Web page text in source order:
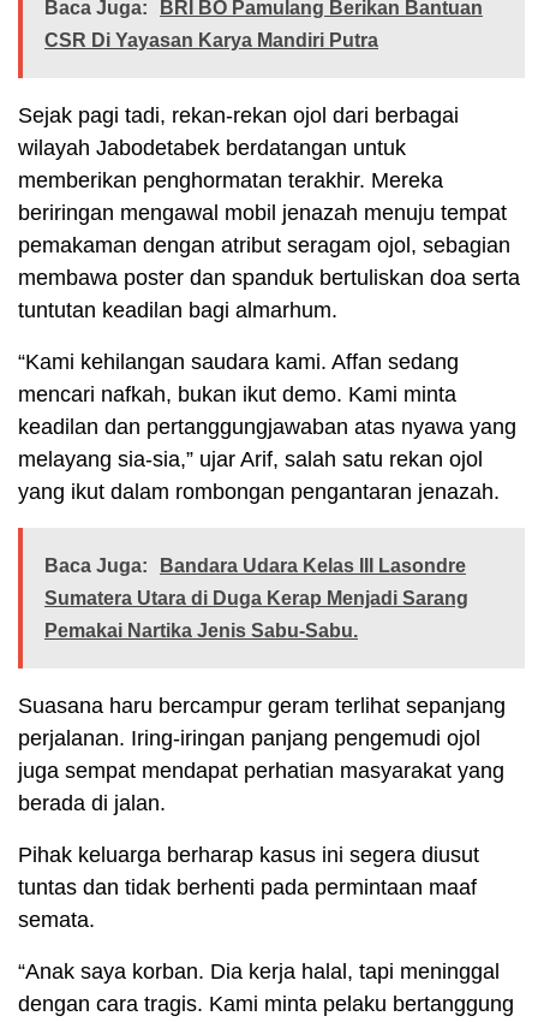
Baca Juga:
BRI BO Pamulang Berikan Bantuan
CSR Di Yayasan Karya Mandiri Putra
Sejak pagi tadi, rekan-rekan ojol dari berbagai
wilayah Jabodetabek berdatangan untuk
memberikan penghormatan terakhir. Mereka
beriringan mengawal mobil jenazah menuju tempat
pemakaman dengan atribut seragam ojol, sebagian
membawa poster dan spanduk bertuliskan doa serta
tuntutan keadilan bagi almarhum.
“Kami kehilangan saudara kami. Affan sedang
mencari nafkah, bukan ikut demo. Kami minta
keadilan dan pertanggungjawaban atas nyawa yang
melayang sia-sia,” ujar Arif, salah satu rekan ojol
yang ikut dalam rombongan pengantaran jenazah.
Baca Juga:
Bandara Udara Kelas III Lasondre
Sumatera Utara di Duga Kerap Menjadi Sarang
Pemakai Nartika Jenis Sabu-Sabu.
Suasana haru bercampur geram terlihat sepanjang
perjalanan. Iring-iringan panjang pengemudi ojol
juga sempat mendapat perhatian masyarakat yang
berada di jalan.
Pihak keluarga berharap kasus ini segera diusut
tuntas dan tidak berhenti pada permintaan maaf
semata.
“Anak saya korban. Dia kerja halal, tapi meninggal
dengan cara tragis. Kami minta pelaku bertanggung